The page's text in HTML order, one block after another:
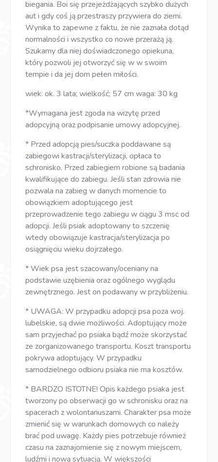
biegania. Boi się przejeżdżających szybko dużych
aut i gdy coś ją przestraszy przywiera do ziemi.
Wynika to zapewne z faktu, że nie zaznała dotąd
normalności i wszystko co nowe przerażą ją.
Szukamy dla niej doświadczonego opiekuna,
który pozwoli jej otworzyć się w w swoim
tempie i da jej dom pełen miłości.
wiek: ok. 3 lata; wielkość; 57 cm waga: 30 kg
*Wymagana jest zgoda na wizytę przed
adopcyjną oraz podpisanie umowy adopcyjnej.
* Przed adopcją pies/suczka poddawane są
zabiegowi kastracji/sterylizacji, opłaca to
schronisko. Przed zabiegiem robione są badania
kwalifikujące do zabiegu. Jeśli stan zdrowia nie
pozwala na zabieg w danych momencie to
obowiązkiem adoptującego jest
przeprowadzenie tego zabiegu w ciągu 3 msc od
adopcji. Jeśli psiak adoptowany to szczenię
wtedy obowiązuje kastracja/sterylizacja po
osiągnięciu wieku dojrzałego.
* Wiek psa jest szacowany/oceniany na
podstawie uzębienia oraz ogólnego wyglądu
zewnętrznego. Jest on podawany w przybliżeniu.
* UWAGA: W przypadku adopcji psa poza woj.
lubelskie, są dwie możliwości. Adoptujący może
sam przyjechać po psiaka bądź może skorzystać
ze zorganizowanego transportu. Koszt transportu
pokrywa adoptujący. W przypadku
samodzielnego odbioru psiaka nie ma kosztów.
* BARDZO ISTOTNE! Opis każdego psiaka jest
tworzony po obserwacji go w schronisku oraz na
spacerach z wolontariuszami. Charakter psa może
zmienić się w warunkach domowych co należy
brać pod uwagę. Każdy pies potrzebuje również
czasu na zaznajomienie się z nowym miejscem,
ludźmi i nową sytuacją. W większości